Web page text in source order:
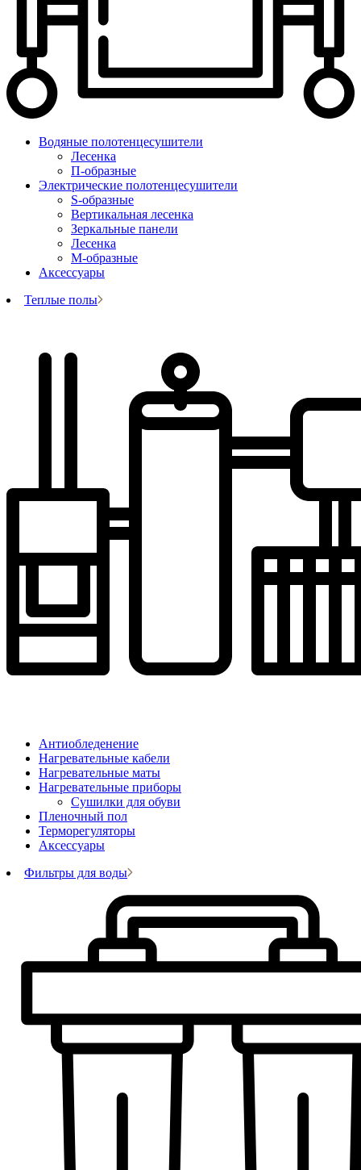
Водяные полотенцесушители
Лесенка
П-образные
Электрические полотенцесушители
S-образные
Вертикальная лесенка
Зеркальные панели
Лесенка
М-образные
Аксессуары
Теплые полы
Антиобледенение
Нагревательные кабели
Нагревательные маты
Нагревательные приборы
Сушилки для обуви
Пленочный пол
Терморегуляторы
Аксессуары
Фильтры для воды